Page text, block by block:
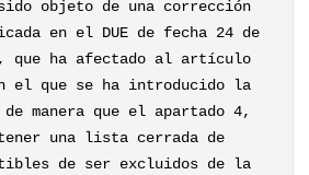
objeto de una corrección
en el DUE de fecha 24 de
que ha afectado al artículo
el que se ha introducido la
de manera que el apartado 4,
una lista cerrada de
de ser excluidos de la